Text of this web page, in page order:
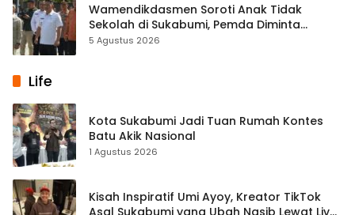
Wamendikdasmen Soroti Anak Tidak
Sekolah di Sukabumi, Pemda Diminta
Perkuat Kolaborasi Pendidikan
5 Agustus 2026
Life
Kota Sukabumi Jadi Tuan Rumah Kontes
Batu Akik Nasional
1 Agustus 2026
Kisah Inspiratif Umi Ayoy, Kreator TikTok
Asal Sukabumi yang Ubah Nasib Lewat Live